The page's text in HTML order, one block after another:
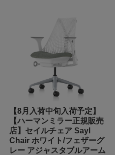
【8月入荷中旬入荷予定】
【ハーマンミラー正規販売
店】セイルチェア Sayl
Chair ホワイト/フェザーグ
レー アジャスタブルアーム